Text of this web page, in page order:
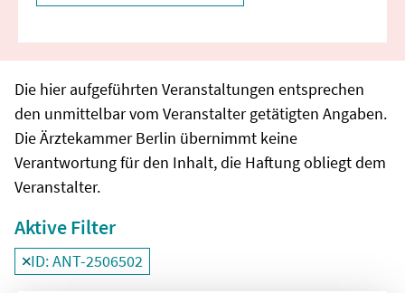
Die hier aufgeführten Veranstaltungen entsprechen
den unmittelbar vom Veranstalter getätigten Angaben.
Die Ärztekammer Berlin übernimmt keine
Verantwortung für den Inhalt, die Haftung obliegt dem
Veranstalter.
Aktive Filter
Filter
ID: ANT-2506502
deaktivieren und Suchergebnisse neu laden